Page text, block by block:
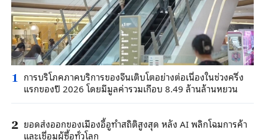
1 การบริโภคภาคบริการของจีนเติบโตอย่างต่อเนื่องในช่วงครึ่ง
แรกของปี 2026 โดยมีมูลค่ารวมเกือบ 8.49 ล้านล้านหยวน
2 ยอดส่งออกของเมืองอี้อูทำสถิติสูงสุด หลัง AI พลิกโฉมการค้า
และเชื่อมผู้ซื้อทั่วโลก